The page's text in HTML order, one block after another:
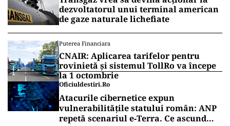
dezvoltatorul unui terminal american
de gaze naturale lichefiate
Puterea Financiara
CNAIR: Aplicarea tarifelor pentru
rovinietă și sistemul TollRo va începe
la 1 octombrie
Oficiuldestiri.ro
Atacurile cibernetice expun
vulnerabilitățile statului român: ANP
repetă scenariul e‑Terra. Ce ascund